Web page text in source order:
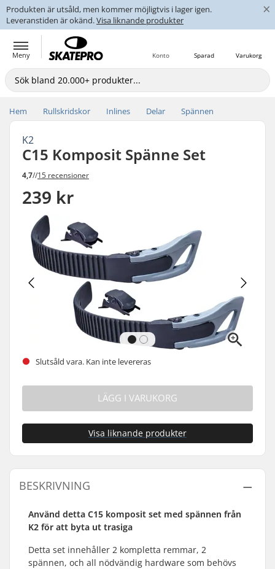
Produkten är utsåld, men kommer möjligtvis i lager igen.
Leveranstiden är okänd.Visa liknande produkter
×
Meny Varukorg
Sparad
Konto
Hem Rullskridskor Inlines Delar Spännen
K2
C15 Komposit Spänne Set
4,7//15 recensioner
239 kr
Slutsåld vara. Kan inte levereras
LÄGG I VARUKORG
Visa liknande produkter
BESKRIVNING
Använd detta C15 komposit set med spännen från
K2 för att byta ut trasiga
Detta set innehåller 2 kompletta remmar, 2
spännen, och all nödvändig hardware som behövs